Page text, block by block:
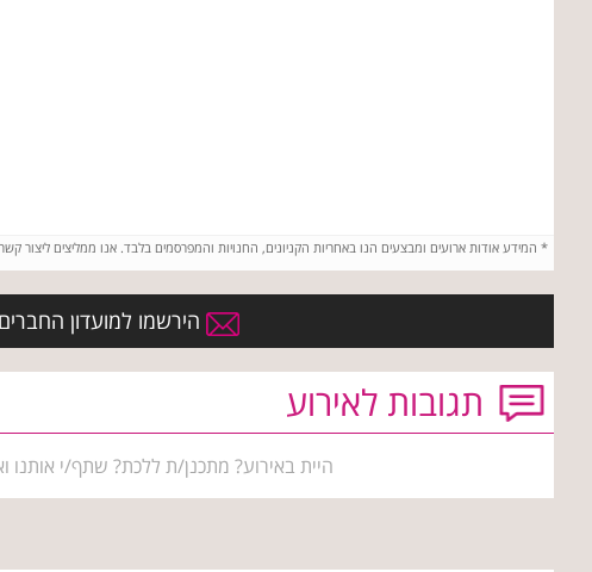
* המידע אודות ארועים ומבצעים הנו באחריות הקניונים, החנויות והמפרסמים בלבד. אנו ממליצים ליצור
הירשמו למועדון
תגובות לאירוע
היית באירוע? מתכנן/ת ללכת? שתף/י אותנו